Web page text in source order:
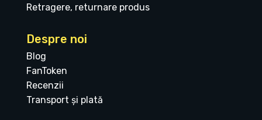
Retragere, returnare produs
Despre noi
Blog
FanToken
Recenzii
Transport și plată